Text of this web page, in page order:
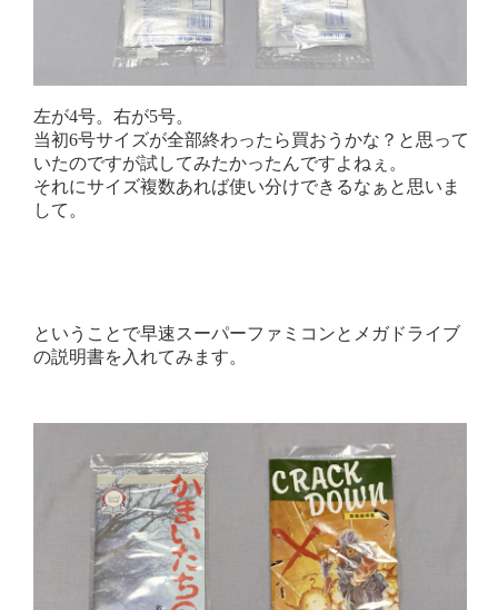
左が4号。右が5号。
当初6号サイズが全部終わったら買おうかな？と思って
いたのですが試してみたかったんですよねぇ。
それにサイズ複数あれば使い分けできるなぁと思いま
して。
ということで早速スーパーファミコンとメガドライブ
の説明書を入れてみます。